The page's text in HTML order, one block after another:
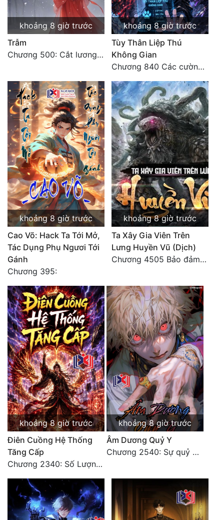
Tu Chân
Tu Tiên
Tội Phạm
Võ Hiệp
Võng Du
Xuyên Không
Xuyên Nhanh
Xuyên Sách
Xuyên Thư
Điền Văn
Đô Thị
Đông Phương
Đông Phương Huyền Huyễn
Đồng Nhân
Cẩu Đạo Trường Sinh
Ngự Thú
Truyện Nam
Truyện Nữ
Vô Địch Lưu
Xây Dựng Thế Lực
Đam Mỹ
Đẹp
Đẹp Hiệp
Tính Cách Nhân Vật :
khoảng 8 giờ trước
Trẫm
Chương 500: Cắt lương thực là có thể thu hồi Macao (1)
khoảng 8 giờ trước
Tùy Thân Liệp Thú
Không Gian
Chương 840 Các cường giả Hằng Tinh cấp khác đâu?
khoảng 8 giờ trước
Cao Võ: Hack Ta Tới Mở,
Tác Dụng Phụ Ngươi Tới
Gánh
Chương 395:
khoảng 8 giờ trước
Ta Xây Gia Viên Trên
Lưng Huyền Vũ (Dịch)
Chương 4505 Bảo đảm nhất.
khoảng 8 giờ trước
Điên Cuồng Hệ Thống
Tăng Cấp
Chương 2340: Số Lượng Bất Túc!
khoảng 8 giờ trước
Âm Dương Quỷ Y
Chương 2540: Sự quỷ dị của Lý Trường Phong